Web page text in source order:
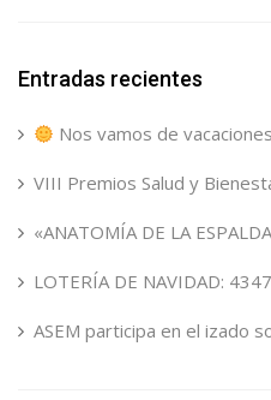
Entradas recientes
Nos vamos de vacaciones
VIII Premios Salud y
«ANATOMÍA DE LA
LOTERÍA DE NAVIDAD:
ASEM participa en el izado